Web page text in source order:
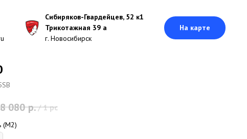
Сибиряков-Гвардейцев, 52 к1
Трикотажная 39 а
г. Новосибирск
На карте
080 р./1 pc
(M2)